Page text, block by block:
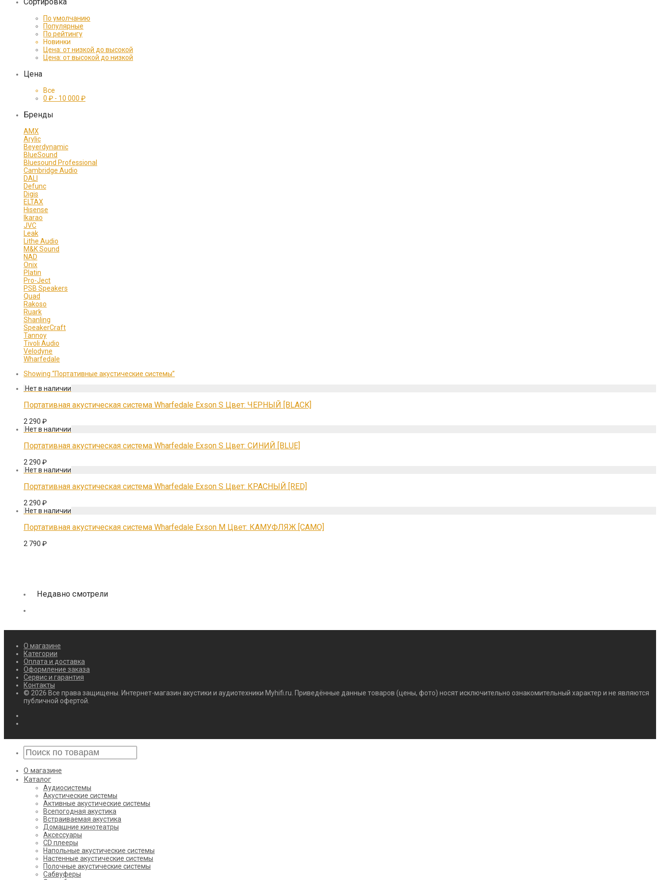
По умолчанию
Популярные
По рейтингу
Новинки
Цена: от низкой до высокой
Цена: от высокой до низкой
Цена
Все
0 ₽ - 10 000 ₽
Бренды
AMX
Arylic
Beyerdynamic
BlueSound
Bluesound Professional
Cambridge Audio
DALI
Defunc
Digis
ELTAX
Hisense
Ikarao
JVC
Leak
Lithe Audio
M&K Sound
NAD
Onix
Platin
Pro-Ject
PSB Speakers
Quad
Rakoso
Ruark
Shanling
SpeakerCraft
Tannoy
Tivoli Audio
Velodyne
Wharfedale
Showing “Портативные акустические системы”
Портативная акустическая система Wharfedale Exson S Цвет: ЧЕРНЫЙ [BLACK]
2 290 ₽
Портативная акустическая система Wharfedale Exson S Цвет: СИНИЙ [BLUE]
2 290 ₽
Портативная акустическая система Wharfedale Exson S Цвет: КРАСНЫЙ [RED]
2 290 ₽
Портативная акустическая система Wharfedale Exson M Цвет: КАМУФЛЯЖ [CAMO]
2 790 ₽
Недавно смотрели
О магазине
Категории
Оплата и доставка
Оформление заказа
Сервис и гарантия
Контакты
© 2026 Все права защищены. Интернет-магазин акустики и аудиотехники Myhifi.ru. Приведённые данные товаров (цены, фото) носят исключительно ознакомительный характер и не являются
публичной офертой.
О магазине
Каталог
Аудиосистемы
Акустические системы
Активные акустические системы
Всепогодная акустика
Встраиваемая акустика
Домашние кинотеатры
Аксессуары
CD плееры
Напольные акустические системы
Настенные акустические системы
Полочные акустические системы
Сабвуферы